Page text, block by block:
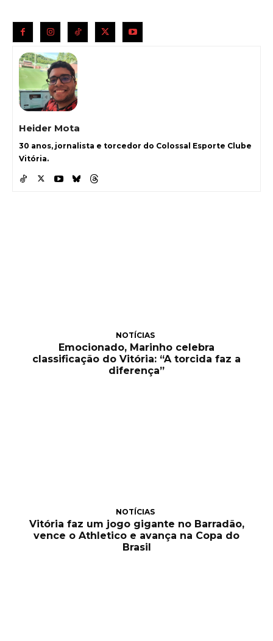
Heider Mota
30 anos, jornalista e torcedor do Colossal Esporte Clube
Vitória.
NOTÍCIAS
Emocionado, Marinho celebra
classificação do Vitória: “A torcida faz a
diferença”
NOTÍCIAS
Vitória faz um jogo gigante no Barradão,
vence o Athletico e avança na Copa do
Brasil